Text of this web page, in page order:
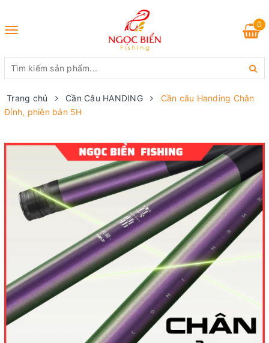
Toggle
0
Trang chủ Cần Câu HANDING
Cần câu Handing Chân
Đỉnh, phiên bản 5H